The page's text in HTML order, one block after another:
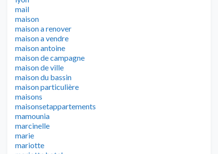
mail
maison
maison a renover
maison a vendre
maison antoine
maison de campagne
maison de ville
maison du bassin
maison particulière
maisons
maisonsetappartements
mamounia
marcinelle
marie
mariotte